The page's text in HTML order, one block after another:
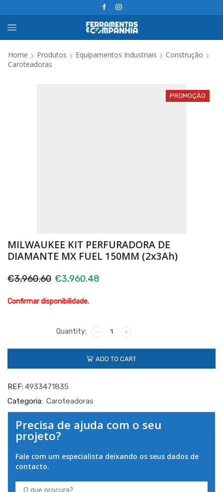
Home Produtos Equipamentos Industriais
Construção
Caroteadoras
PROMOÇÃO
MILWAUKEE KIT PERFURADORA DE
DIAMANTE MX FUEL 150MM (2x3Ah)
€3,960.60 €3,960.48
Confirmar disponibilidade.
MILWAUKEE
KIT
PERFURADORA
DE
DIAMANTE
150MM
(2x3Ah)
quantity
ADD TO CART
REF:4933471835
Categoria: Caroteadoras
Precisa de ajuda com o seu
projeto?
Fale com um especialista deixando os seus dados de
contacto.